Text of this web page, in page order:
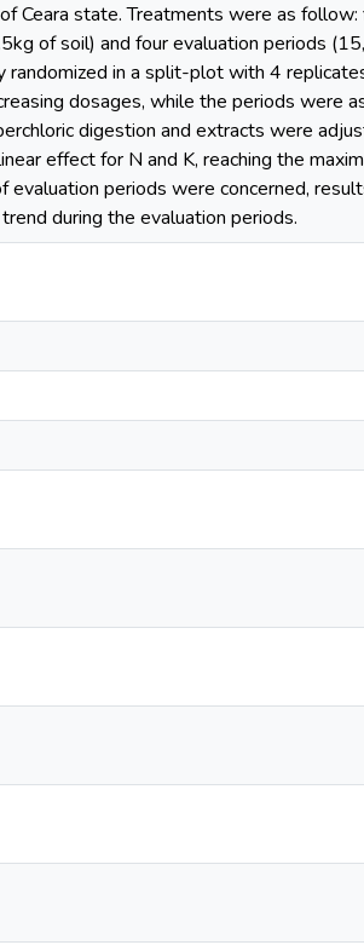
Ceara state. Treatments were as follow:
of soil) and four evaluation periods
in a split-plot with 4
dosages, while the periods were
digestion and extracts were
effect for N and K, reaching the
periods were concerned,
during the evaluation periods.